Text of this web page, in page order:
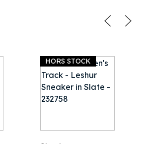
HORS STOCK